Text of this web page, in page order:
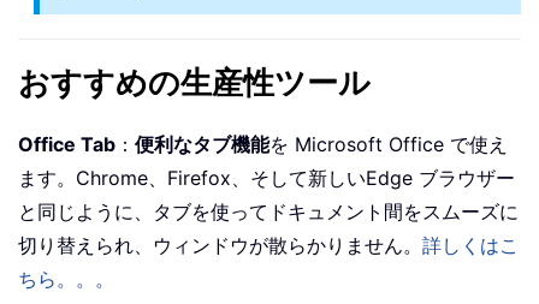
おすすめの生産性ツール
Office Tab ： 便利なタブ機能を Microsoft Office で使え
ます。Chrome、Firefox、そして新しいEdge ブラウザー
と同じように、タブを使ってドキュメント間をスムーズに
切り替えられ、ウィンドウが散らかりません。 詳しくはこ
ちら。。。